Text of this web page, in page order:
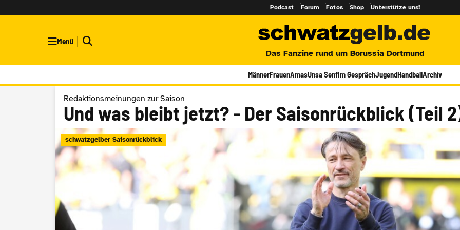
Podcast Forum Fotos Shop Unterstütze uns!
Menü
Das Fanzine rund um Borussia Dortmund
MännerFrauenAmasUnsa SenfIm GesprächJugendHandballArchiv
Redaktionsmeinungen zur Saison
Und was bleibt jetzt? - Der Saisonrückblick (Teil
schwatzgelber Saisonrückblick